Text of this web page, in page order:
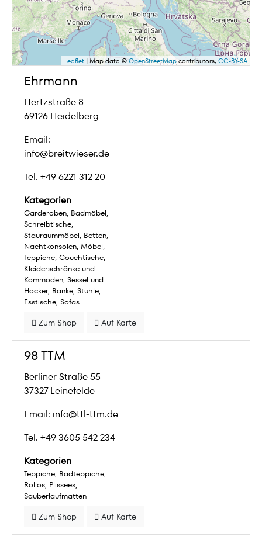
Leaflet | Map data ©OpenStreetMapcontributors, CC-BY-SA
Ehrmann
Hertzstraße 8
69126 Heidelberg
Email:
info@breitwieser.de
Tel. +49 6221 312 20
Kategorien
Garderoben Badmöbel
Schreibtische
Stauraummöbel Betten
Nachtkonsolen Möbel
Teppiche Couchtische
Kleiderschränke und
Kommoden Sessel und
Hocker Bänke Stühle
Esstische Sofas
Zum Shop Auf Karte
98 TTM
Berliner Straße 55
37327 Leinefelde
Email: info@ttl-ttm.de
Tel. +49 3605 542 234
Kategorien
Teppiche Badteppiche
Rollos Plissees
Sauberlaufmatten
Zum Shop Auf Karte